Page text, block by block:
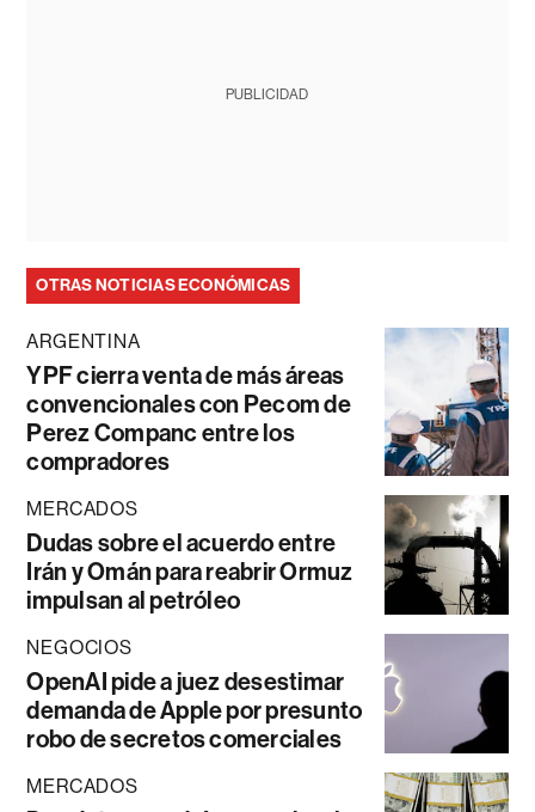
PUBLICIDAD
OTRAS NOTICIAS ECONÓMICAS
ARGENTINA
YPF cierra venta de más áreas
convencionales con Pecom de
Perez Companc entre los
compradores
MERCADOS
Dudas sobre el acuerdo entre
Irán y Omán para reabrir Ormuz
impulsan al petróleo
NEGOCIOS
OpenAI pide a juez desestimar
demanda de Apple por presunto
robo de secretos comerciales
MERCADOS